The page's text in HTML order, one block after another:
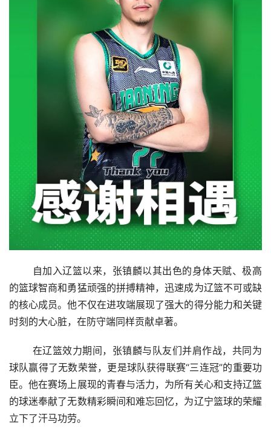
的篮球智商和勇猛顽强的拼搏精神，迅速成为辽篮不可或缺
的核心成员。他不仅在进攻端展现了强大的得分能力和关键
时刻的大心脏，在防守端同样贡献卓著。
球队赢得了无数荣誉，更是球队获得联赛“三连冠”的重要功
臣。他在赛场上展现的青春与活力，为所有关心和支持辽篮
的球迷奉献了无数精彩瞬间和难忘回忆，为辽宁篮球的荣耀
立下了汗马功劳。